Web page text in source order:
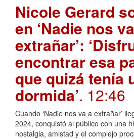
Nicole Gerard
en ‘Nadie nos
extrañar’:
encontrar esa
que quizá tenía
dormida’. 12:46
Cuando ‘Nadie nos va a extrañar’
2024, conquistó al público con una
nostalgia, amistad y el complejo